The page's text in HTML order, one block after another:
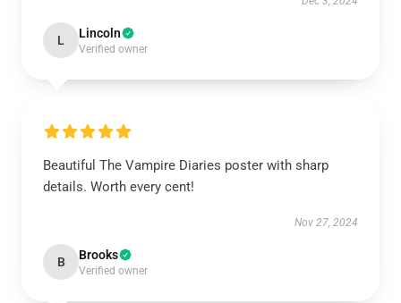
L Lincoln
Verified owner
Beautiful The Vampire Diaries poster with sharp
details. Worth every cent!
Nov 27, 2024
B Brooks
Verified owner